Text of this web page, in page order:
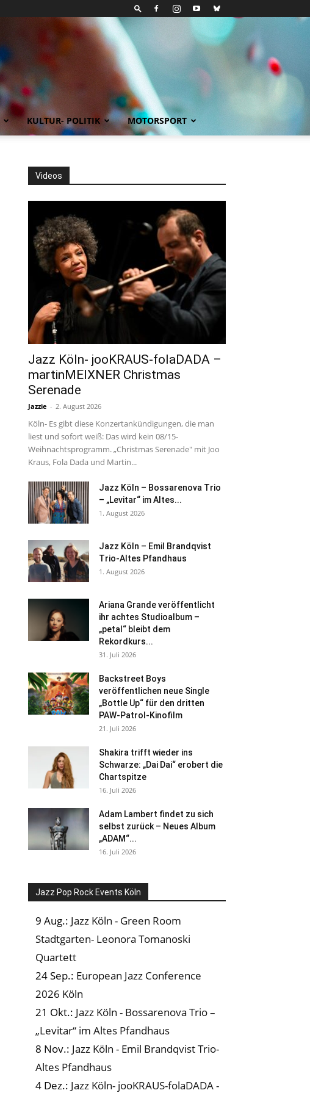
KULTUR- POLITIK MOTORSPORT
Videos
Jazz Köln- jooKRAUS-folaDADA –
martinMEIXNER Christmas
Serenade
Jazzie - 2. August 2026
Köln- Es gibt diese Konzertankündigungen, die man
liest und sofort weiß: Das wird kein 08/15-
Weihnachtsprogramm. „Christmas Serenade" mit Joo
Kraus, Fola Dada und Martin...
Jazz Köln – Bossarenova Trio
– „Levitar“ im Altes...
1. August 2026
Jazz Köln – Emil Brandqvist
Trio-Altes Pfandhaus
1. August 2026
Ariana Grande veröffentlicht
ihr achtes Studioalbum –
„petal“ bleibt dem
Rekordkurs...
31. Juli 2026
Backstreet Boys
veröffentlichen neue Single
„Bottle Up“ für den dritten
PAW-Patrol-Kinofilm
21. Juli 2026
Shakira trifft wieder ins
Schwarze: „Dai Dai“ erobert die
Chartspitze
16. Juli 2026
Adam Lambert findet zu sich
selbst zurück – Neues Album
„ADAM“...
16. Juli 2026
Jazz Pop Rock Events Köln
9 Aug.: Jazz Köln - Green Room
Stadtgarten- Leonora Tomanoski
Quartett
24 Sep.: European Jazz Conference
2026 Köln
21 Okt.: Jazz Köln - Bossarenova Trio –
„Levitar“ im Altes Pfandhaus
8 Nov.: Jazz Köln - Emil Brandqvist Trio-
Altes Pfandhaus
4 Dez.: Jazz Köln- jooKRAUS-folaDADA -